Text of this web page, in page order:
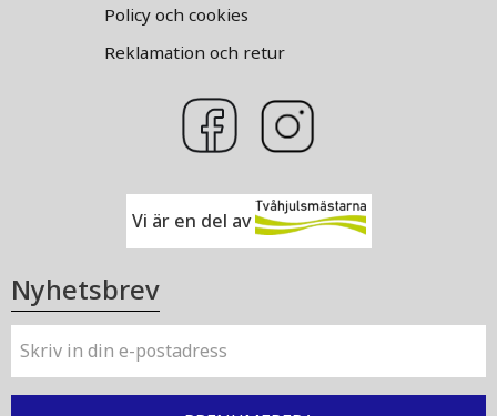
Policy och cookies
Reklamation och retur
Vi är en del av
Nyhetsbrev